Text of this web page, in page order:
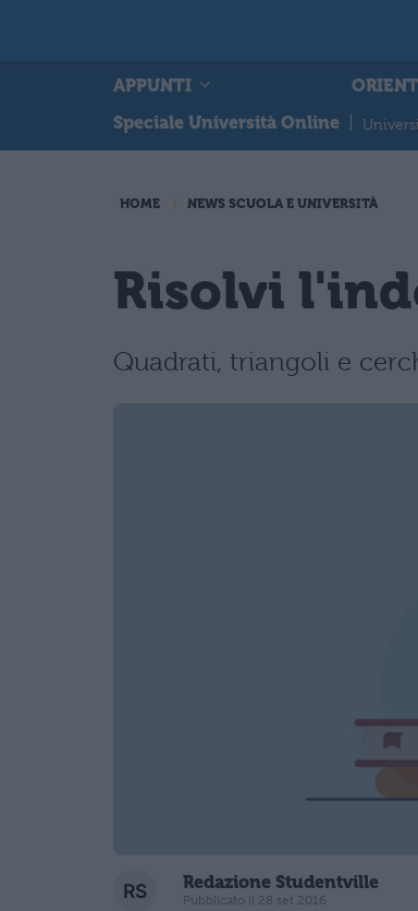
APPUNTI
Speciale Università Online
HOME NEWS SCUOLA E UNIVERSITÀ
Risolvi
Quadrati, triangoli e
Redazione Studentville
Pubblicato il 28 set 2016